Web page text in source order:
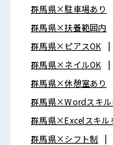
群馬県×駐車場あり
群馬県×扶養範囲内
群馬県×ピアスOK
群馬県×ネイルOK
群馬県×休憩室あり
群馬県×Wordスキル
群馬県×Excelスキル
群馬県×シフト制